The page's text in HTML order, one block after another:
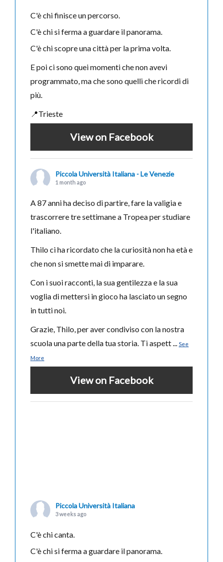
C'è chi finisce un percorso.
C'è chi si ferma a guardare il panorama.
C'è chi scopre una città per la prima volta.
E poi ci sono quei momenti che non avevi
programmato, ma che sono quelli che ricordi di
più.
📍Trieste
View on Facebook
Piccola Università Italiana - Le Venezie
1 month ago
A 87 anni ha deciso di partire, fare la valigia e
trascorrere tre settimane a Tropea per studiare
l'italiano.
Thilo ci ha ricordato che la curiosità non ha età e
che non si smette mai di imparare.
Con i suoi racconti, la sua gentilezza e la sua
voglia di mettersi in gioco ha lasciato un segno
in tutti noi.
Grazie, Thilo, per aver condiviso con la nostra
scuola una parte della tua storia. Ti aspett... See
More
View on Facebook
Piccola Università Italiana
3 weeks ago
C'è chi canta.
C'è chi si ferma a guardare il panorama.